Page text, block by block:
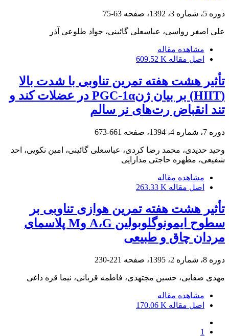
دوره 5، شماره 3، 1392، صفحه 63-75
علی اصغر رواسی، عباسعلی گائینی، جواد طلوعی آذر
مشاهده مقاله
اصل مقاله 609.52 K
تأثیر هشت هفته تمرین تناوبی با شدت بالا
(HIIT) بر بیان ژنPGC-1α در عضلات کند و
تند‌ انقباض رت‌های نر سالم
دوره 7، شماره 4، 1394، صفحه 661-673
وحید حدیدی، محمد رضا کردی، عباسعلی گائینی، امین نکویی، احد
شفیعی، مطهره حاجتی مدارایی
مشاهده مقاله
اصل مقاله 263.33 K
تأثیر هشت هفته تمرین هوازی تناوبی بر
سطوح ایمونوگلوبولین A،G وM پلاسمای
مردان چاق و طبیعی
دوره 8، شماره 2، 1395، صفحه 221-230
مهدی صفایی، حسین مجتهدی، فاطمه قربانی، نیما قره داغی
مشاهده مقاله
اصل مقاله 170.06 K
1